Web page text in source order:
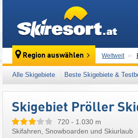
Region auswählen Weltweit
Dieses
Alle Skigebiete Beste Skigebiete &
Skigebiet Pröller
720 - 1.030 m
Skifahren, Snowboarden und Skiurlaub